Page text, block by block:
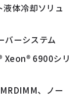
体冷却ソリュ
バーシステム
Xeon® 6900シリ
、ノー